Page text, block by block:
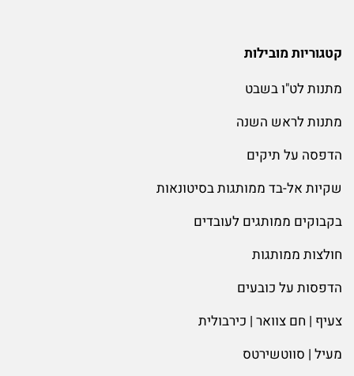
קטגוריות מובילות
מתנות לט"ו בשבט
מתנות לראש השנה
הדפסה על תיקים
שקיות אל-בד ממותגות בסיטונאות
בקבוקים ממותגים לעובדים
חולצות ממותגות
הדפסות על כובעים
צעיף | חם צוואר | כירבולית
מעיל | סווטשירטס